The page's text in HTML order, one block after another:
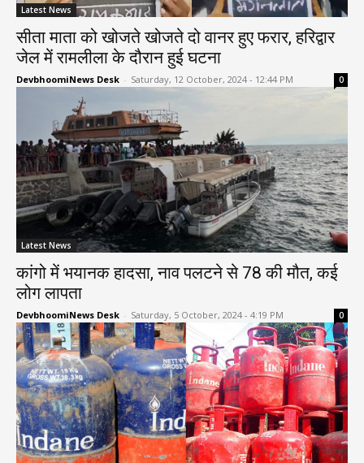
Latest News
सीता माता को खोजते खोजते दो वानर हुए फरार, हरिद्वार
जेल में रामलीला के दौरान हुई घटना
DevbhoomiNews Desk - Saturday, 12 October, 2024 - 12:44 PM 0
Latest News
कांगो में भयानक हादसा, नाव पलटने से 78 की मौत, कई
लोग लापता
DevbhoomiNews Desk - Saturday, 5 October, 2024 - 4:19 PM 0